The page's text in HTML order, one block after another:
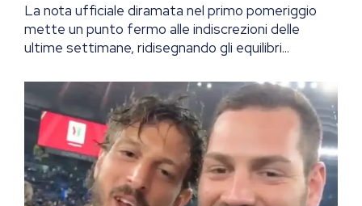
La nota ufficiale diramata nel primo pomeriggio
mette un punto fermo alle indiscrezioni delle
ultime settimane, ridisegnando gli equilibri...